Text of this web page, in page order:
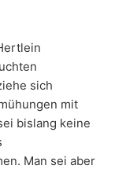
sich
mit
bislang keine
Man sei aber